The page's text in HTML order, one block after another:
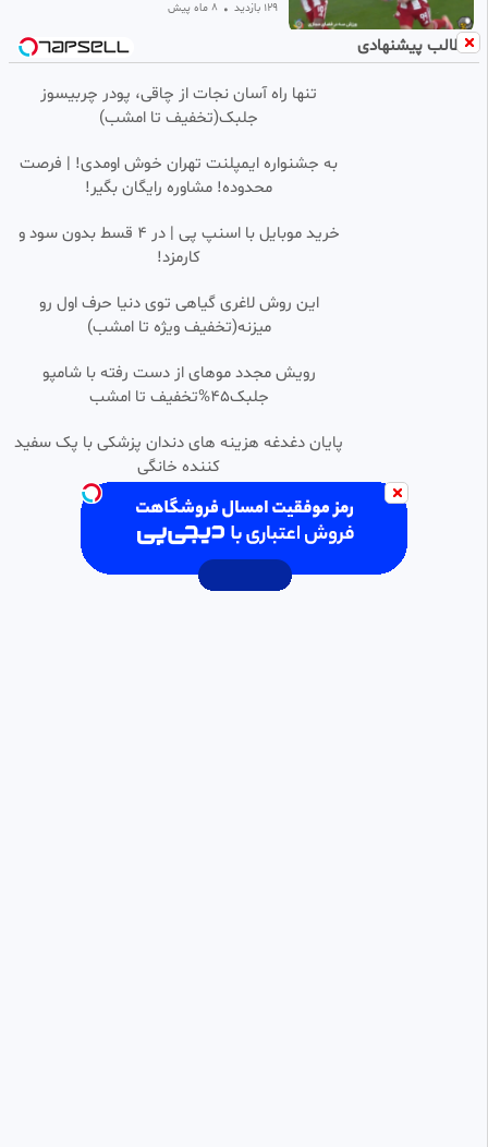
129 بازدید • 8 ماه پیش
HD 🏆‼️گل اول نروژ توسط هالند
فوتبالشویی
• 1 ماه پیش
0:00:25 وقتی پاس گل از گل زیبا تر است
آخرین گل زنده یاد ملیکا محمدی در
hossein
134 بازدید • 2 سال پیش
0:00:21
گل اول آرژانتین به اتریش توسط
لیونل مسی ۳۸
35 بازدید •
0:00:11
توسط کونسیسائوو
کاربر فیلو
4.49k بازدید • 2 سال پیش
مطالب پیشنهادی
تنها راه آسان نجات از چاقی، پودر چربیسوز
جلبک(تخفیف تا امشب)
به جشنواره ایمپلنت تهران خوش اومدی! | فرصت
محدوده! مشاوره رایگان بگیر!
خرید موبایل با اسنپ پی | در ۴ قسط بدون سود و
کارمزد!
این روش لاغری گیاهی توی دنیا حرف اول رو
میزنه(تخفیف ویژه تا امشب)
رویش مجدد موهای از دست رفته با شامپو
جلبک45%تخفیف تا امشب
پایان دغدغه هزینه های دندان پزشکی با پک سفید
کننده خانگی